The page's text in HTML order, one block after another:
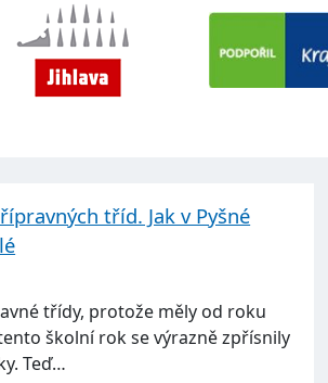
tříd. Jak v Pyšné
třídy, protože měly od roku
školní rok se výrazně zpřísnily
Teď…